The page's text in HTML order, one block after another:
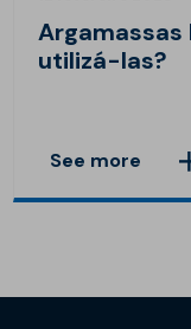
Argamassas
utilizá-las?
See more